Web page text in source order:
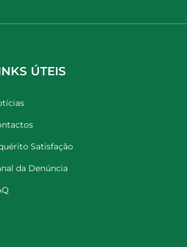
ÚTEIS
Satisfação
da Denúncia